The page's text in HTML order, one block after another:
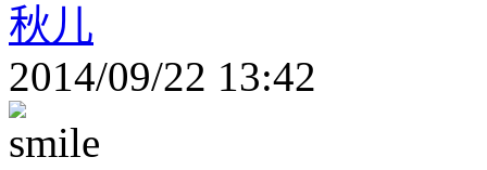
秋儿
2014/09/22 13:42